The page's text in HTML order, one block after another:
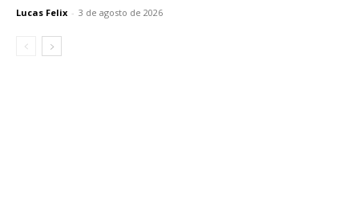
Lucas Felix - 3 de agosto de 2026